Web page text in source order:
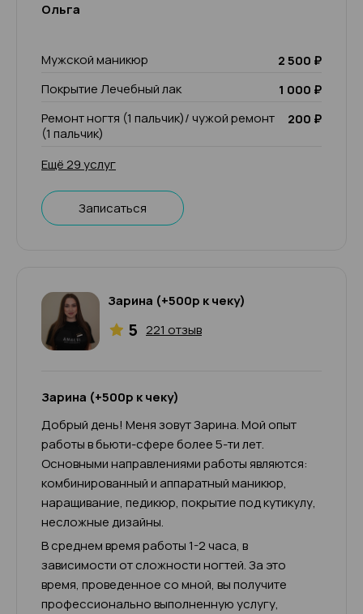
Ольга
Мужской маникюр
2 500 ₽
Покрытие Лечебный лак
1 000 ₽
Ремонт ногтя (1 пальчик)/ чужой ремонт
(1 пальчик)
200 ₽
Ещё 29 услуг
Записаться
Зарина (+500р к чеку)
5 221 отзыв
Зарина (+500р к чеку)
Добрый день! Меня зовут Зарина. Мой опыт
работы в бьюти-сфере более 5-ти лет.
Основными направлениями работы являются:
комбинированный и аппаратный маникюр,
наращивание, педикюр, покрытие под кутикулу,
несложные дизайны.
В среднем время работы 1-2 часа, в
зависимости от сложности ногтей. За это
время, проведенное со мной, вы получите
профессионально выполненную услугу,